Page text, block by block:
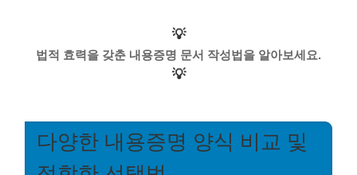
💡
법적 효력을 갖춘 내용증명 문서 작성법을 알아보세요.
💡
다양한 내용증명 양식 비교 및